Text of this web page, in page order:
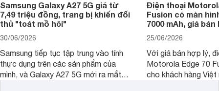
Samsung Galaxy A27 5G giá từ
7,49 triệu đồng, trang bị khiến đối
thủ "toát mồ hôi"
30/06/2026
Samsung tiếp tục tập trung vào tính
thực dụng trên các sản phẩm của
mình, và Galaxy A27 5G mới ra mắt
Điện thoại
Fusion có màn
7000 mAh, giá
25/06/2026
Với giá bán hợp lý,
Motorola Edge 70
cho khách hàng Việt